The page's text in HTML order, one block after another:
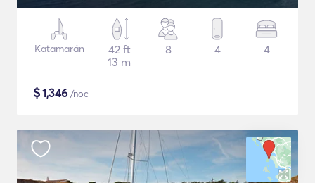
Katamarán
42 ft
13 m
8 4 4
$1,346 /noc